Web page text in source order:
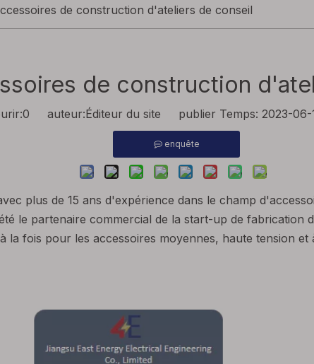
de construction d'ateliers de conseil
de construction
0 auteur:Éditeur du site publier Temps: 2023-
enquête
plus de 15 ans d'expérience dans le champ
le partenaire commercial de la start-up de fabrication
la fois pour les accessoires moyennes, haute tension et